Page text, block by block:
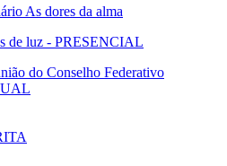
As dores da alma
de luz - PRESENCIAL
do Conselho Federativo